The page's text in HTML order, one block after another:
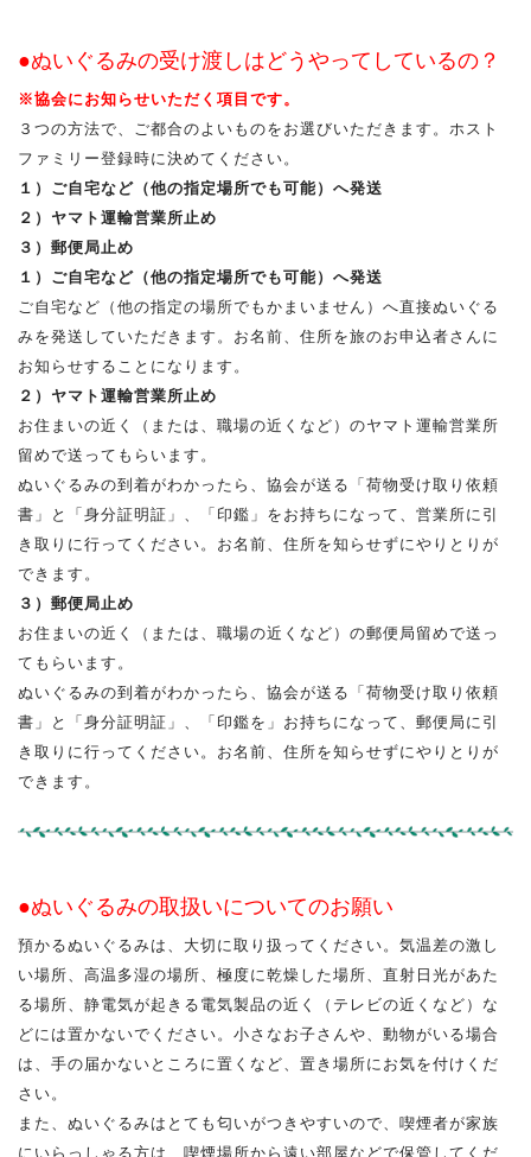
●ぬいぐるみの受け渡しはどうやってしているの？
※協会にお知らせいただく項目です。
３つの方法で、ご都合のよいものをお選びいただきます。ホスト
ファミリー登録時に決めてください。
１）ご自宅など（他の指定場所でも可能）へ発送
２）ヤマト運輸営業所止め
３）郵便局止め
１）ご自宅など（他の指定場所でも可能）へ発送
ご自宅など（他の指定の場所でもかまいません）へ直接ぬいぐる
みを発送していただきます。お名前、住所を旅のお申込者さんに
お知らせすることになります。
２）ヤマト運輸営業所止め
お住まいの近く（または、職場の近くなど）のヤマト運輸営業所
留めで送ってもらいます。
ぬいぐるみの到着がわかったら、協会が送る「荷物受け取り依頼
書」と「身分証明証」、「印鑑」をお持ちになって、営業所に引
き取りに行ってください。お名前、住所を知らせずにやりとりが
できます。
３）郵便局止め
お住まいの近く（または、職場の近くなど）の郵便局留めで送っ
てもらいます。
ぬいぐるみの到着がわかったら、協会が送る「荷物受け取り依頼
書」と「身分証明証」、「印鑑を」お持ちになって、郵便局に引
き取りに行ってください。お名前、住所を知らせずにやりとりが
できます。
●ぬいぐるみの取扱いについてのお願い
預かるぬいぐるみは、大切に取り扱ってください。気温差の激し
い場所、高温多湿の場所、極度に乾燥した場所、直射日光があた
る場所、静電気が起きる電気製品の近く（テレビの近くなど）な
どには置かないでください。小さなお子さんや、動物がいる場合
は、手の届かないところに置くなど、置き場所にお気を付けくだ
さい。
また、ぬいぐるみはとても匂いがつきやすいので、喫煙者が家族
にいらっしゃる方は、喫煙場所から遠い部屋などで保管してくだ